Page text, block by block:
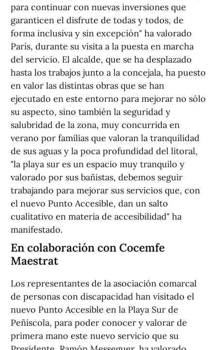
para continuar con nuevas inversiones que
garanticen el disfrute de todas y todos, de
forma inclusiva y sin excepción" ha valorado
París, durante su visita a la puesta en marcha
del servicio. El alcalde, que se ha desplazado
hasta los trabajos junto a la concejala, ha puesto
en valor las distintas obras que se han
ejecutado en este entorno para mejorar no sólo
su aspecto, sino también la seguridad y
salubridad de la zona, muy concurrida en
verano por familias que valoran la tranquilidad
de sus aguas y la poca profundidad del litoral,
"la playa sur es un espacio muy tranquilo y
valorado por sus bañistas, debemos seguir
trabajando para mejorar sus servicios que, con
el nuevo Punto Accesible, dan un salto
cualitativo en materia de accesibilidad" ha
manifestado.
En colaboración con Cocemfe
Maestrat
Los representantes de la asociación comarcal
de personas con discapacidad han visitado el
nuevo Punto Accesible en la Playa Sur de
Peñíscola, para poder conocer y valorar de
primera mano este nuevo servicio que su